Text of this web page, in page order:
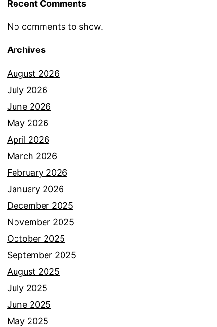
Recent Comments
No comments to show.
Archives
August 2026
July 2026
June 2026
May 2026
April 2026
March 2026
February 2026
January 2026
December 2025
November 2025
October 2025
September 2025
August 2025
July 2025
June 2025
May 2025